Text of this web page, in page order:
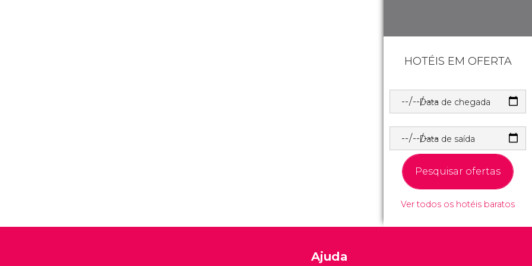
HOTÉIS EM OFERTA
Data de chegada
Data de saída
Pesquisar ofertas
Ver todos os hotéis baratos
Ajuda